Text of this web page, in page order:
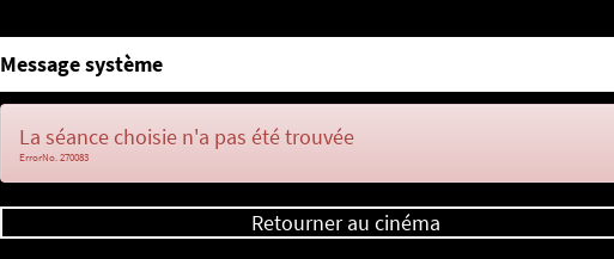
Message système
La séance choisie n'a pas été trouvée
ErrorNo. 270083
Retourner au cinéma